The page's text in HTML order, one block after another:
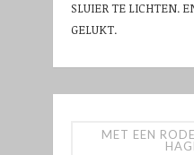
SLUIER TE LICHTEN.
GELUKT.
MET EEN